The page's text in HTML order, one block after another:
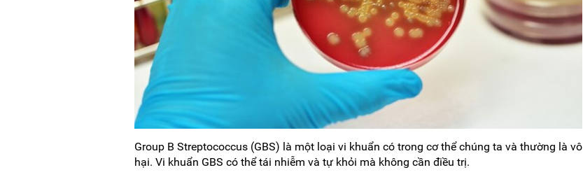
Group B Streptococcus (GBS) là một loại vi khuẩn có trong cơ thể chúng ta và thường là vô
hại. Vi khuẩn GBS có thể tái nhiễm và tự khỏi mà không cần điều trị.